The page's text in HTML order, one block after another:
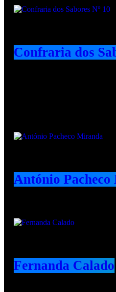
Confraria dos
António
Fernanda Calado